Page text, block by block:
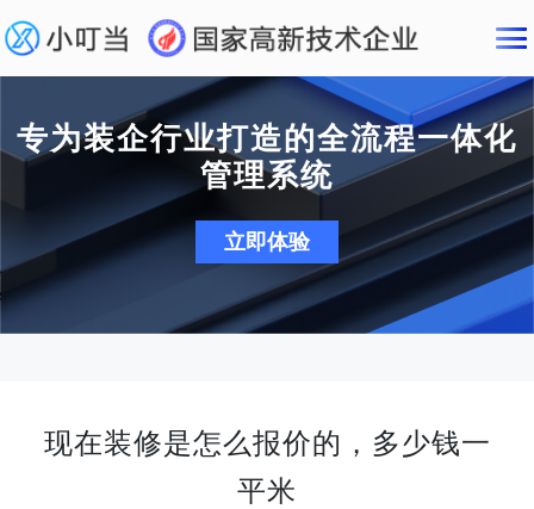
专为装企行业打造的全流程一体化
管理系统
立即体验
现在装修是怎么报价的，多少钱一
平米